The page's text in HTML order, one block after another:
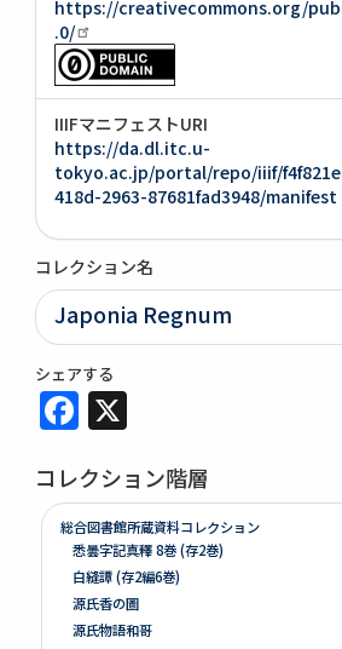
https://creativecommons.org/
.0/
IIIFマニフェストURI
https://da.dl.itc.u-
tokyo.ac.jp/portal/repo/iiif/
418d-2963-87681fad3948/manifest
コレクション名
Japonia Regnum
シェアする
Facebook
コレクション階層
総合図書館所蔵資料コレクション
悉曇字記真釋 8巻 (存2巻)
白縫譚 (存2編6巻)
源氏香の圖
源氏物語和哥